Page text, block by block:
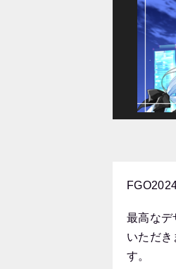
最高なデ
いただき
す。